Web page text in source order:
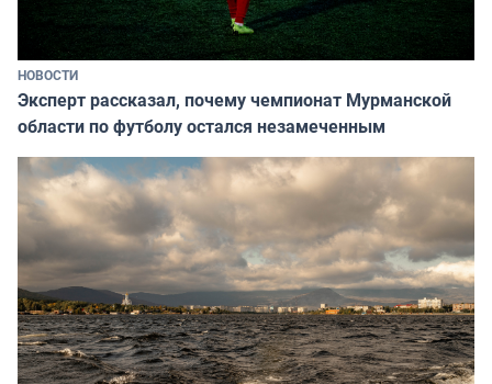
НОВОСТИ
Эксперт рассказал, почему чемпионат Мурманской
области по футболу остался незамеченным